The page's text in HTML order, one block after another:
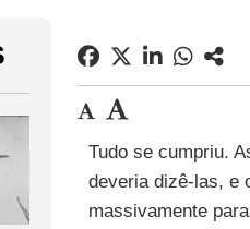
Tudo se cumpriu.
deveria dizê-las, e
massivamente